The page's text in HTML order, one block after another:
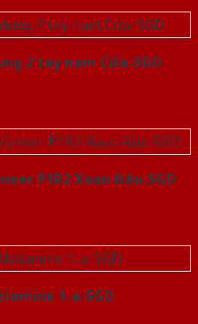
2 tay nam Cửa-SGD
P1R2 Xoan Đào-SGD
1-a-SGD